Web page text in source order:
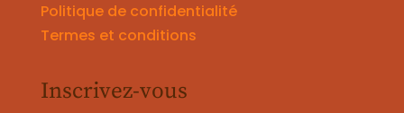
Politique de confidentialité
Termes et conditions
Inscrivez-vous